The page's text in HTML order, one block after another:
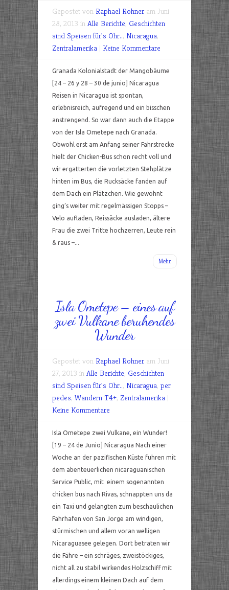
Gepostet von Raphael Rohner am Juni
28, 2013 in Alle Berichte, Geschichten
sind Speisen für's Ohr.., Nicaragua,
Zentralamerika | Keine Kommentare
Granada Kolonialstadt der Mangobäume
[24 – 26 y 28 – 30 de junio] Nicaragua
Reisen in Nicaragua ist spontan,
erlebnisreich, aufregend und ein bisschen
anstrengend. So war dann auch die Etappe
von der Isla Ometepe nach Granada.
Obwohl erst am Anfang seiner Fahrstrecke
hielt der Chicken-Bus schon recht voll und
wir ergatterten die vorletzten Stehplätze
hinten im Bus, die Rucksäcke fanden auf
dem Dach ein Plätzchen. Wie gewohnt
ging’s weiter mit regelmässigen Stopps –
Velo aufladen, Reissäcke ausladen, ältere
Frau die zwei Tritte hochzerren, Leute rein
& raus –...
Mehr
Isla Ometepe – eines auf
zwei Vulkane beruhendes
Wunder
Gepostet von Raphael Rohner am Juni
27, 2013 in Alle Berichte, Geschichten
sind Speisen für's Ohr.., Nicaragua, per
pedes, Wandern T4+, Zentralamerika |
Keine Kommentare
Isla Ometepe zwei Vulkane, ein Wunder!
[19 – 24 de Junio] Nicaragua Nach einer
Woche an der pazifischen Küste fuhren mit
dem abenteuerlichen nicaraguanischen
Service Public, mit einem sogenannten
chicken bus nach Rivas, schnappten uns da
ein Taxi und gelangten zum beschaulichen
Fährhafen von San Jorge am windigen,
stürmischen und allem voran welligen
Nicaraguasee gelegen. Dort betraten wir
die Fähre – ein schräges, zweistöckiges,
nicht all zu stabil wirkendes Holzschiff mit
allerdings einem kleinen Dach auf dem